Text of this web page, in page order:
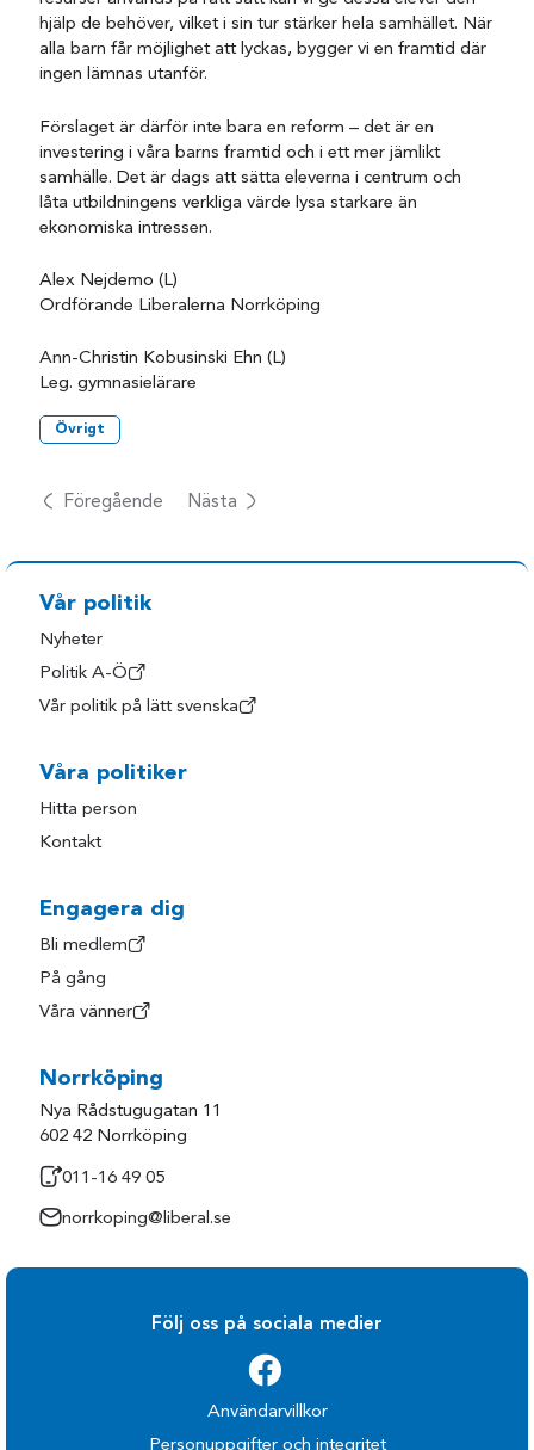
hjälp de behöver, vilket i sin tur stärker hela samhället. När
alla barn får möjlighet att lyckas, bygger vi en framtid där
ingen lämnas utanför.
Förslaget är därför inte bara en reform – det är en
investering i våra barns framtid och i ett mer jämlikt
samhälle. Det är dags att sätta eleverna i centrum och
låta utbildningens verkliga värde lysa starkare än
ekonomiska intressen.
Alex Nejdemo (L)
Ordförande Liberalerna Norrköping
Ann-Christin Kobusinski Ehn (L)
Leg. gymnasielärare
Övrigt
Föregående Nästa
Vår politik
Nyheter
Politik A-Ö
Vår politik på lätt svenska
Våra politiker
Hitta person
Kontakt
Engagera dig
Bli medlem
På gång
Våra vänner
Norrköping
Nya Rådstugugatan 11
602 42 Norrköping
011-16 49 05
norrkoping@liberal.se
Följ oss på sociala medier
Användarvillkor
Personuppgifter och integritet